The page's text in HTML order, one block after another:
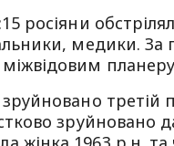
росіяни
медики.
міжвідовим
третій